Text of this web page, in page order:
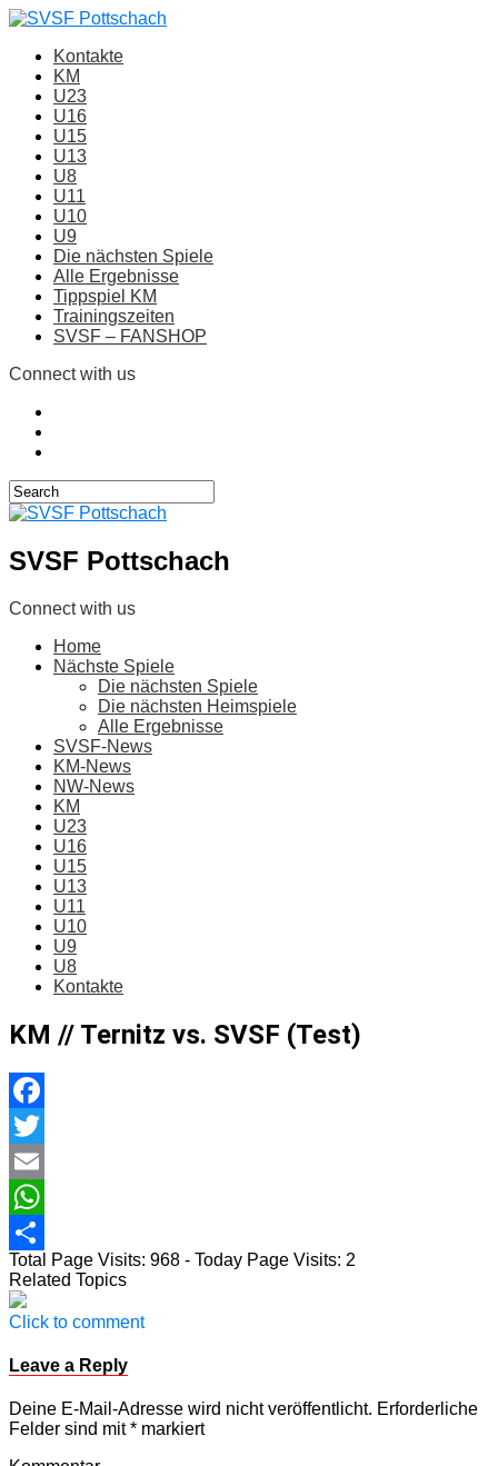
Kontakte
KM
U23
U16
U15
U13
U8
U11
U10
U9
Die nächsten Spiele
Alle Ergebnisse
Tippspiel KM
Trainingszeiten
SVSF – FANSHOP
Connect with us
SVSF Pottschach
Connect with us
Home
Nächste Spiele
Die nächsten Spiele
Die nächsten Heimspiele
Alle Ergebnisse
SVSF-News
KM-News
NW-News
KM
U23
U16
U15
U13
U11
U10
U9
U8
Kontakte
KM // Ternitz vs. SVSF (Test)
Facebook
Twitter
Email
WhatsApp
Teilen
Total Page Visits: 968 - Today Page Visits: 2
Related Topics
Click to comment
Leave a Reply
Deine E-Mail-Adresse wird nicht veröffentlicht. Erforderliche
Felder sind mit* markiert